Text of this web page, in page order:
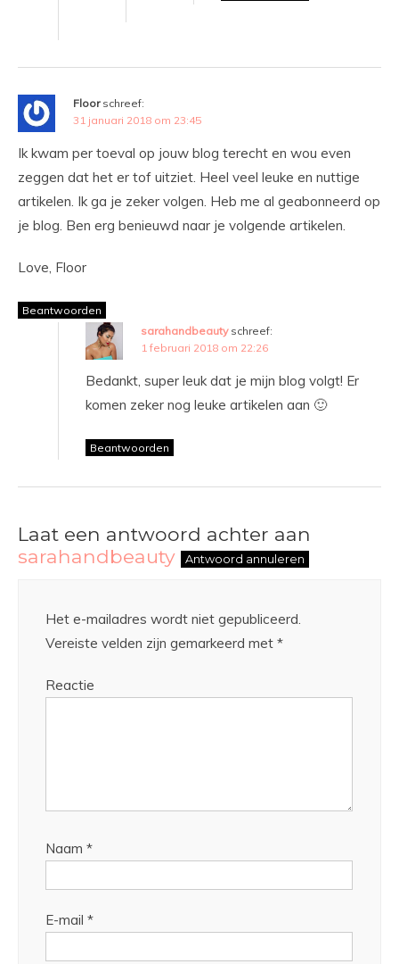
Floor schreef:
31 januari 2018 om 23:45
Ik kwam per toeval op jouw blog terecht en wou even
zeggen dat het er tof uitziet. Heel veel leuke en nuttige
artikelen. Ik ga je zeker volgen. Heb me al geabonneerd op
je blog. Ben erg benieuwd naar je volgende artikelen.
Love, Floor
Beantwoorden
sarahandbeauty schreef:
1 februari 2018 om 22:26
Bedankt, super leuk dat je mijn blog volgt! Er
komen zeker nog leuke artikelen aan 🙂
Beantwoorden
Laat een antwoord achter aan
sarahandbeauty
Antwoord annuleren
Het e-mailadres wordt niet gepubliceerd.
Vereiste velden zijn gemarkeerd met *
Reactie
Naam *
E-mail *